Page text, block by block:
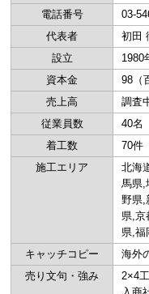
電話番号
03-
代表者
初田
設立
1980
資本金
98（
売上高
調査
従業員数
40名
着工数
70件
施工エリア
北海
馬県,
野県,
県,京
県,福
キャッチコピー
海外
売り文句・強み
2×4